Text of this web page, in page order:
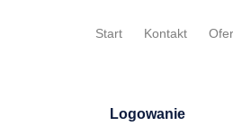
Start Kontakt
Logowanie